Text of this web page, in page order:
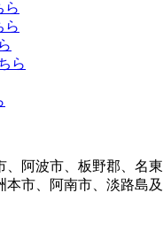
、阿波市、板野郡、名東
市、阿南市、淡路島及